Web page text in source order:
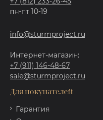
пн-пт 10-19
info@sturmproject.ru
Интернет-магазин:
+7 (911) 146-48-67
sale@sturmproject.ru
Для покупателей
Гарантия